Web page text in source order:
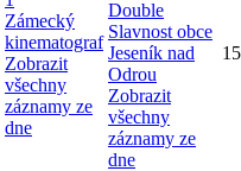
Zámecký
kinematograf
Zobrazit
všechny
záznamy ze
dne
Double
Slavnost obce
Jeseník nad
Odrou
Zobrazit
všechny
záznamy ze
dne
15